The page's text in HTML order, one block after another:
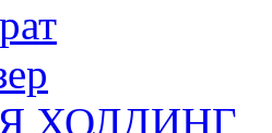
ХОЛДИНГ